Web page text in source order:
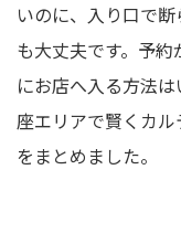
いのに、入り口で
も大丈夫です。予
にお店へ入る方法
座エリアで賢くカ
をまとめました。